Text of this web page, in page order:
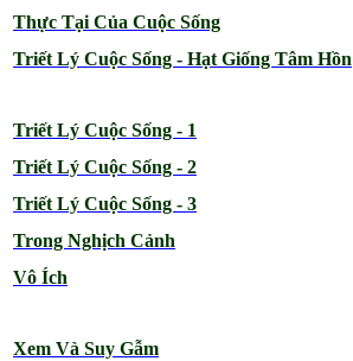
Thực Tại Của Cuộc Sống
Triết Lý Cuộc Sống - Hạt Giống Tâm Hồn
Triết Lý Cuộc Sống - 1
Triết Lý Cuộc Sống - 2
Triết Lý Cuộc Sống - 3
Trong Nghịch Cảnh
Vô Ích
Xem Và Suy Gẫm